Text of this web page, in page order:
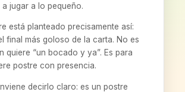
jugar a lo pequeño.
está planteado precisamente así:
final más goloso de la carta. No es
quiere “un bocado y ya”. Es para
postre con presencia.
decirlo claro: es un postre